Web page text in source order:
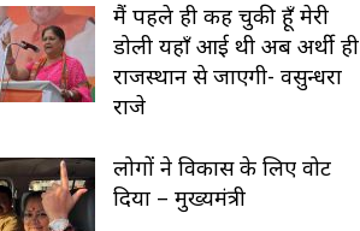
मैं पहले ही कह चुकी हूँ मेरी
डोली यहाँ आई थी अब अर्थी ही
राजस्थान से जाएगी- वसुन्धरा
राजे
लोगों ने विकास के लिए वोट
दिया – मुख्यमंत्री